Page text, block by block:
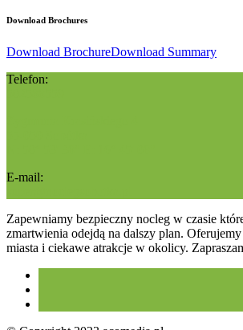
Download Brochures
Download BrochureDownload Summary
Telefon:
E-mail:
Zapewniamy bezpieczny nocleg w czasie
zmartwienia odejdą na dalszy plan.
miasta i ciekawe atrakcje w okolicy.